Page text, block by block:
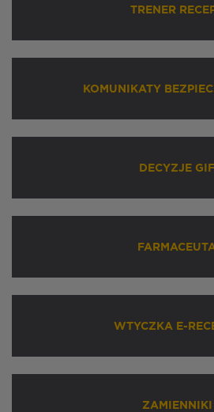
TRENER
KOMUNIKATY
DECYZJE GIF
WTYCZKA E-
ZAMIENNIKI